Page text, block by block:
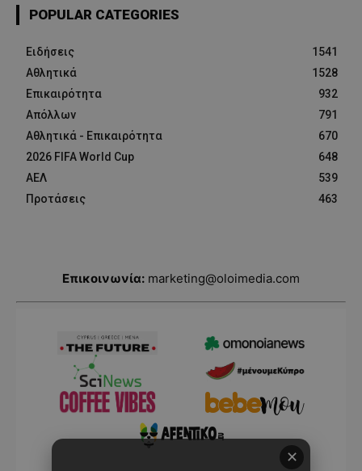
POPULAR CATEGORIES
Ειδήσεις
1541
Αθλητικά
1528
Επικαιρότητα
932
Απόλλων
791
Αθλητικά - Επικαιρότητα
670
2026 FIFA World Cup
648
ΑΕΛ
539
Προτάσεις
463
Επικοινωνία: marketing@oloimedia.com
✕